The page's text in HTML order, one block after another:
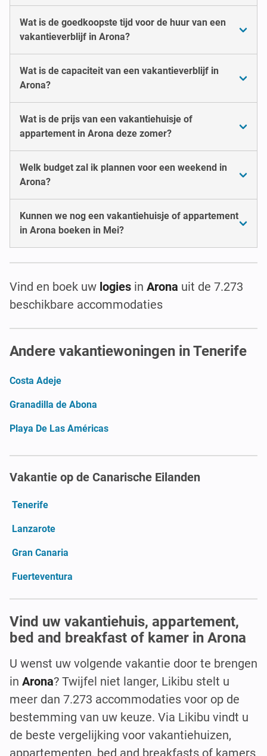
Wat is de goedkoopste tijd voor de huur van een
vakantieverblijf in Arona?
Wat is de capaciteit van een vakantieverblijf in
Arona?
Wat is de prijs van een vakantiehuisje of
appartement in Arona deze zomer?
Welk budget zal ik plannen voor een weekend in
Arona?
Kunnen we nog een vakantiehuisje of appartement
in Arona boeken in Mei?
Vind en boek uw logies in Arona uit de 7.273
beschikbare accommodaties
Andere vakantiewoningen in Tenerife
Costa Adeje
Granadilla de Abona
Playa De Las Américas
Vakantie op de Canarische Eilanden
Tenerife
Lanzarote
Gran Canaria
Fuerteventura
Vind uw vakantiehuis, appartement,
bed and breakfast of kamer in Arona
U wenst uw volgende vakantie door te brengen
in Arona? Twijfel niet langer, Likibu stelt u
meer dan 7.273 accommodaties voor op de
bestemming van uw keuze. Via Likibu vindt u
de beste vergelijking voor vakantiehuizen,
appartementen, bed and breakfasts of kamers